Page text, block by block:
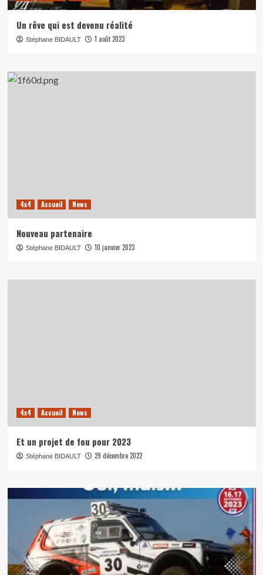
Un rêve qui est devenu réalité
Stéphane BIDAULT 1 août 2023
4x4 Accueil News
Nouveau partenaire
Stéphane BIDAULT 10 janvier 2023
4x4 Accueil News
Et un projet de fou pour 2023
Stéphane BIDAULT 29 décembre 2022